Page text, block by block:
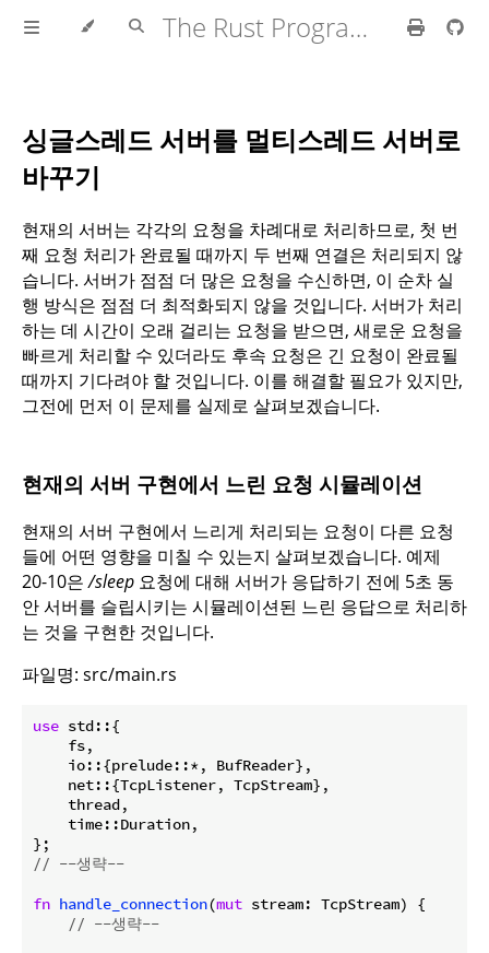
The Rust Programming Language
싱글스레드 서버를 멀티스레드 서버로
바꾸기
현재의 서버는 각각의 요청을 차례대로 처리하므로, 첫 번
째 요청 처리가 완료될 때까지 두 번째 연결은 처리되지 않
습니다. 서버가 점점 더 많은 요청을 수신하면, 이 순차 실
행 방식은 점점 더 최적화되지 않을 것입니다. 서버가 처리
하는 데 시간이 오래 걸리는 요청을 받으면, 새로운 요청을
빠르게 처리할 수 있더라도 후속 요청은 긴 요청이 완료될
때까지 기다려야 할 것입니다. 이를 해결할 필요가 있지만,
그전에 먼저 이 문제를 실제로 살펴보겠습니다.
현재의 서버 구현에서 느린 요청 시뮬레이션
현재의 서버 구현에서 느리게 처리되는 요청이 다른 요청
들에 어떤 영향을 미칠 수 있는지 살펴보겠습니다. 예제
20-10은/sleep 요청에 대해 서버가 응답하기 전에 5초 동
안 서버를 슬립시키는 시뮬레이션된 느린 응답으로 처리하
는 것을 구현한 것입니다.
파일명: src/main.rs
use std::{
    fs,
    io::{prelude::*, BufReader},
    net::{TcpListener, TcpStream},
    thread,
    time::Duration,
// --생략--
fn handle_connection(mut stream: TcpStream) {
// --생략--